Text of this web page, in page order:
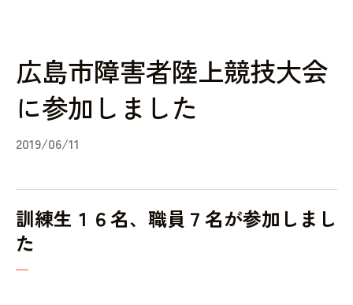
広島市障害者陸上競技大会
に参加しました
2019/06/11
訓練生１６名、職員７名が参加しまし
た